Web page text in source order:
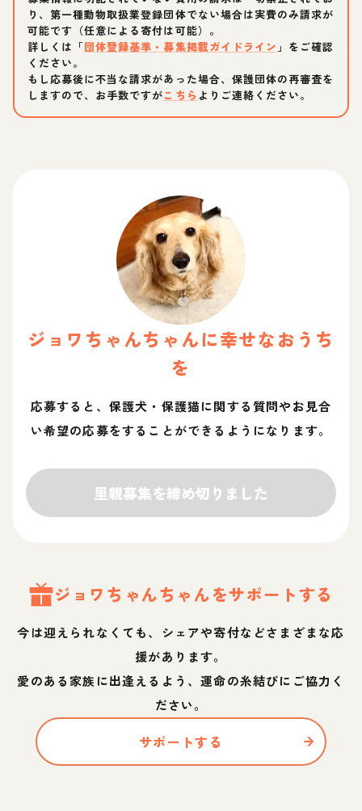
り、第一種動物取扱業登録団体でない場合は実費のみ請求が
可能です（任意による寄付は可能）。
詳しくは「団体登録基準・募集掲載ガイドライン 」をご確認
ください。
もし応募後に不当な請求があった場合、保護団体の再審査を
しますので、お手数ですがこちら よりご連絡ください。
ジョワちゃんちゃんに幸せなおうち
を
応募すると、保護犬・保護猫に関する質問やお見合
い希望の応募をすることができるようになります。
里親募集を締め切りました
ジョワちゃんちゃんをサポートする
今は迎えられなくても、シェアや寄付などさまざまな応
援があります。
愛のある家族に出逢えるよう、運命の糸結びにご協力く
ださい。
サポートする